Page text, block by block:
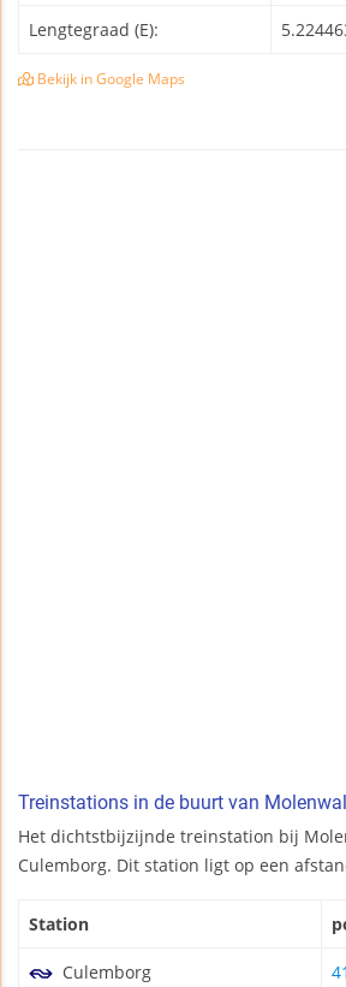
Lengtegraad (E):
Bekijk in Google Maps
Treinstations in de buurt van Molenwal
Het dichtstbijzijnde treinstation bij
Culemborg. Dit station ligt op een
Station
Culemborg